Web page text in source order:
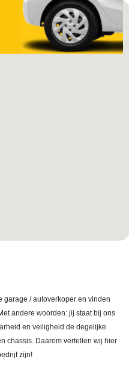
garage / autoverkoper en vinden
andere woorden: jij staat bij ons
en veiligheid de degelijke
chassis. Daarom vertellen wij hier
zijn!